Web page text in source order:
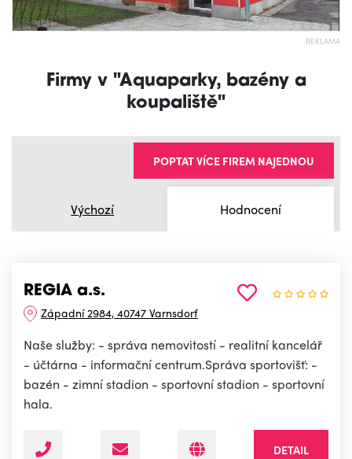
REKLAMA
Firmy v "Aquaparky, bazény a
koupaliště"
Výchozí Hodnocení
POPTAT VÍCE FIREM NAJEDNOU
REGIA a.s.
Západní 2984, 40747 Varnsdorf
Naše služby: - správa nemovitostí - realitní kancelář
- účtárna - informační centrum.Správa sportovišť: -
bazén - zimní stadion - sportovní stadion - sportovní
hala.
DETAIL